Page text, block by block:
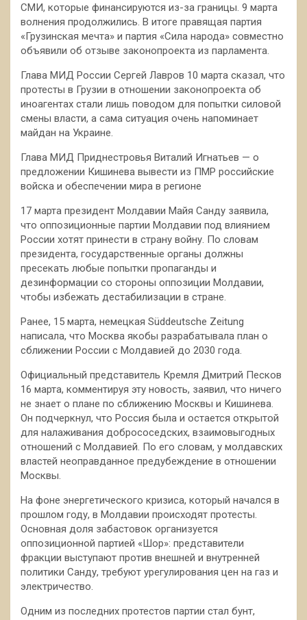
СМИ, которые финансируются из-за границы. 9 марта
волнения продолжились. В итоге правящая партия
«Грузинская мечта» и партия «Сила народа» совместно
объявили об отзыве законопроекта из парламента.
Глава МИД России Сергей Лавров 10 марта сказал, что
протесты в Грузии в отношении законопроекта об
иноагентах стали лишь поводом для попытки силовой
смены власти, а сама ситуация очень напоминает
майдан на Украине.
Глава МИД Приднестровья Виталий Игнатьев — о
предложении Кишинева вывести из ПМР российские
войска и обеспечении мира в регионе
17 марта президент Молдавии Майя Санду заявила,
что оппозиционные партии Молдавии под влиянием
России хотят принести в страну войну. По словам
президента, государственные органы должны
пресекать любые попытки пропаганды и
дезинформации со стороны оппозиции Молдавии,
чтобы избежать дестабилизации в стране.
Ранее, 15 марта, немецкая Süddeutsche Zeitung
написала, что Москва якобы разрабатывала план о
сближении России с Молдавией до 2030 года.
Официальный представитель Кремля Дмитрий Песков
16 марта, комментируя эту новость, заявил, что ничего
не знает о плане по сближению Москвы и Кишинева.
Он подчеркнул, что Россия была и остается открытой
для налаживания добрососедских, взаимовыгодных
отношений с Молдавией. По его словам, у молдавских
властей неоправданное предубеждение в отношении
Москвы.
На фоне энергетического кризиса, который начался в
прошлом году, в Молдавии происходят протесты.
Основная доля забастовок организуется
оппозиционной партией «Шор»: представители
фракции выступают против внешней и внутренней
политики Санду, требуют урегулирования цен на газ и
электричество.
Одним из последних протестов партии стал бунт,